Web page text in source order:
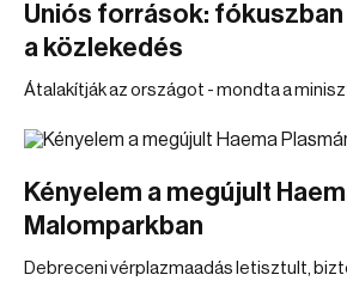
Uniós források: fókuszban
a közlekedés
Átalakítják az országot - mondta a
Kényelem a megújult
Malomparkban
Debreceni vérplazmaadás letisztult,